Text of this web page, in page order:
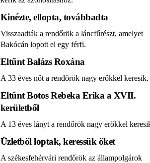
Kinézte, ellopta, továbbadta
Visszaadták a rendőrök a láncfűrészt, amelyet
Bakócán lopott el egy férfi.
Eltűnt Balázs Roxána
A 33 éves nőt a rendőrök nagy erőkkel keresik.
Eltűnt Botos Rebeka Erika a XVII.
kerületből
A 13 éves lányt a rendőrök nagy erőkkel
Üzletből loptak, keressük őket
A székesfehérvári rendőrök az állampolgárok